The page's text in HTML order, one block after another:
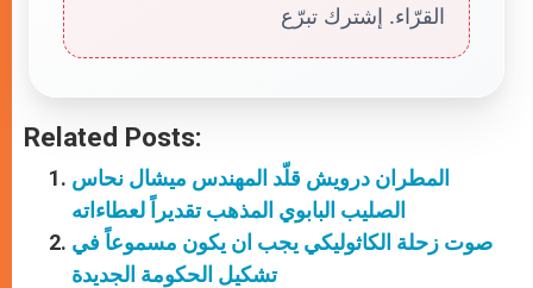
القرّاء. إشترك تبرّع
Related Posts:
المطران درويش قلّد المهندس ميشال نحاس
الصليب البابوي المذهب تقديراً لعطاءاته
صوت زحلة الكاثوليكي يجب ان يكون مسموعاً في
تشكيل الحكومة الجديدة